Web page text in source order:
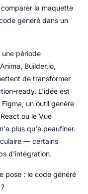
la maquette
généré dans un
période
Builder.io,
de transformer
ready. L'idée est
un outil génère
ou le Vue
plus qu'à peaufiner.
— certains
d'intégration.
pose : le code généré